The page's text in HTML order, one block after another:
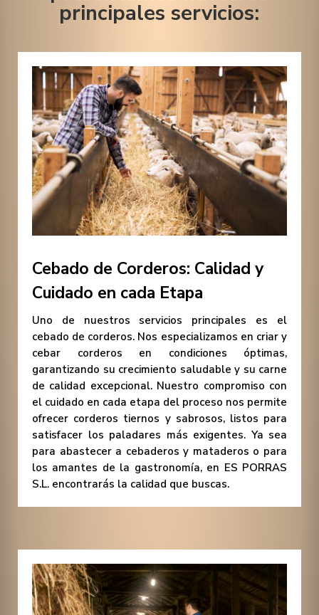
principales servicios:
Cebado de Corderos: Calidad y
Cuidado en cada Etapa
Uno de nuestros servicios principales es el
cebado de corderos. Nos especializamos en criar y
cebar corderos en condiciones óptimas,
garantizando su crecimiento saludable y su carne
de calidad excepcional. Nuestro compromiso con
el cuidado en cada etapa del proceso nos permite
ofrecer corderos tiernos y sabrosos, listos para
satisfacer los paladares más exigentes. Ya sea
para abastecer a cebaderos y mataderos o para
los amantes de la gastronomía, en ES PORRAS
S.L. encontrarás la calidad que buscas.